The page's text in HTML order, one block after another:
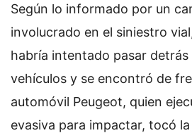
Según lo informado por un
involucrado en el siniestro
habría intentado pasar
vehículos y se encontró de
automóvil Peugeot, quien
evasiva para impactar, tocó